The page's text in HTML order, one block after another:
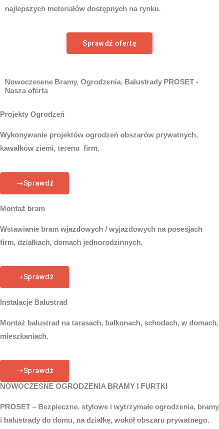
najlepszych meteriałów dostępnych na rynku.
Sprawdź ofertę
Nowoczesene Bramy, Ogrodzenia, Balustrady PROSET -
Nasza oferta
Projekty Ogrodzeń
Wykonywanie projektów ogrodzeń obszarów prywatnych,
kawałków ziemi, terenu firm.
Sprawdź
Montaż bram
Wstawianie bram wjazdowych / wyjazdowych na posesjach
firm, działkach, domach jednorodzinnych.
Sprawdź
Instalacje Balustrad
Montaż balustrad na tarasach, balkonach, schodach, w domach,
mieszkaniach.
Sprawdź
NOWOCZESNE OGRODZENIA BRAMY I FURTKI
PROSET – Bezpieczne, stylowe i wytrzymałe ogrodzenia, bramy
i balustrady do domu, na działkę, wokół obszaru prywatnego.